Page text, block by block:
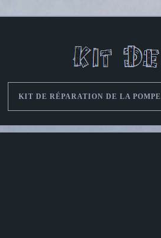
KIT DE RÉPARATION DE LA POMPE